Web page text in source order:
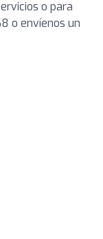
o para
o envíenos un